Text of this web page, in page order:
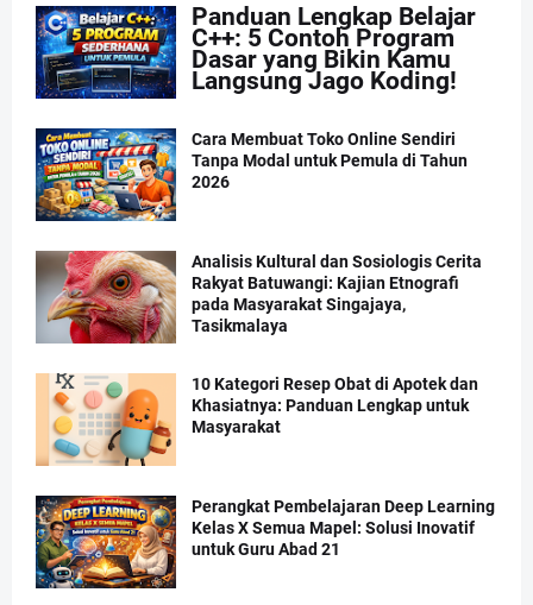
Panduan Lengkap Belajar
C++: 5 Contoh Program
Dasar yang Bikin Kamu
Langsung Jago Koding!
Cara Membuat Toko Online Sendiri
Tanpa Modal untuk Pemula di Tahun
2026
Analisis Kultural dan Sosiologis Cerita
Rakyat Batuwangi: Kajian Etnografi
pada Masyarakat Singajaya,
Tasikmalaya
10 Kategori Resep Obat di Apotek dan
Khasiatnya: Panduan Lengkap untuk
Masyarakat
Perangkat Pembelajaran Deep Learning
Kelas X Semua Mapel: Solusi Inovatif
untuk Guru Abad 21